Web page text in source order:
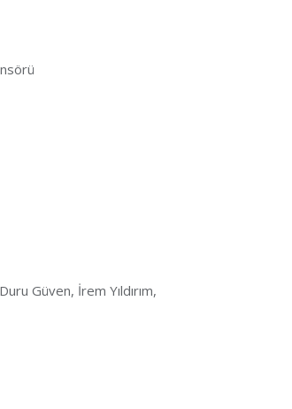
Güven, İrem Yıldırım,